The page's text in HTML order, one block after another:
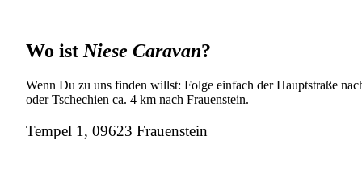
Wo ist Niese Caravan?
Wenn Du zu uns finden willst: Folge einfach der Hauptstraße
oder Tschechien ca. 4 km nach Frauenstein.
Tempel 1, 09623 Frauenstein